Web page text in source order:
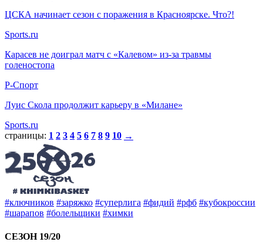
ЦСКА начинает сезон с поражения в Красноярске. Что?!
Sports.ru
Карасев не доиграл матч с «Калевом» из-за травмы
голеностопа
Р-Спорт
Луис Скола продолжит карьеру в «Милане»
Sports.ru
страницы: 1 2 3 4 5 6 7 8 9 10 →
#ключников #заряжко #суперлига #фидий #рфб #кубокроссии
#шарапов #болельщики #химки
СЕЗОН 19/20